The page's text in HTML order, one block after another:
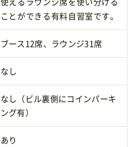
ことができる有料自習室です。
ブース12席、ラウンジ31席
なし
なし（ビル裏側にコインパーキ
ング有）
あり